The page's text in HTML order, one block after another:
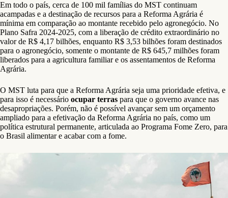
Em todo o país, cerca de 100 mil famílias do MST continuam
acampadas e a destinação de recursos para a Reforma Agrária é
mínima em comparação ao montante recebido pelo agronegócio. No
Plano Safra 2024-2025, com a liberação de crédito extraordinário no
valor de R$ 4,17 bilhões, enquanto R$ 3,53 bilhões foram destinados
para o agronegócio, somente o montante de R$ 645,7 milhões foram
liberados para a agricultura familiar e os assentamentos de Reforma
Agrária.
O MST luta para que a Reforma Agrária seja uma prioridade efetiva, e
para isso é necessário ocupar terras para que o governo avance nas
desapropriações. Porém, não é possível avançar sem um orçamento
ampliado para a efetivação da Reforma Agrária no país, como um
política estrutural permanente, articulada ao Programa Fome Zero, para
o Brasil alimentar e acabar com a fome.